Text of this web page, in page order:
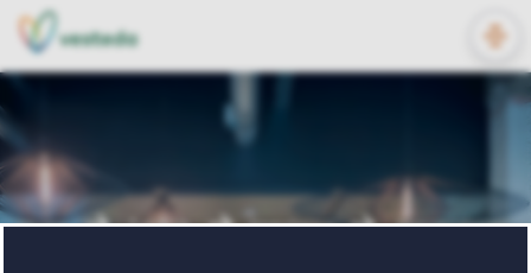
NL
EN
Home Zakelijk Investeren Jaarverslagen